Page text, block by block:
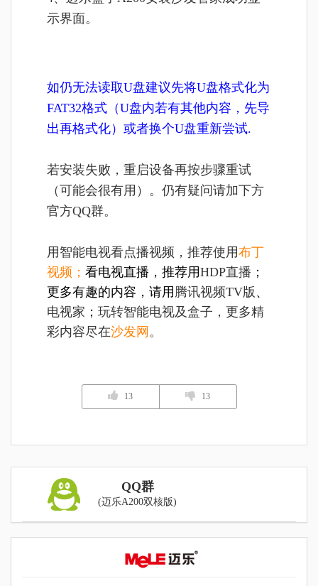
示界面。
如仍无法读取U盘建议先将U盘格式化为
FAT32格式（U盘内若有其他内容，先导
出再格式化）或者换个U盘重新尝试.
若安装失败，重启设备再按步骤重试
（可能会很有用）。仍有疑问请加下方
官方QQ群。
用智能电视看点播视频，推荐使用布丁
视频 ； 看电视直播，推荐用HDP直播 ；
更多有趣的内容，请用 腾讯视频TV版 、
电视家 ； 玩转智能电视及盒子，更多精
彩内容尽在沙发网 。
13 13
QQ群
(迈乐A200双核版)